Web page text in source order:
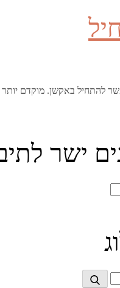
אפשר להתחיל באקשן. מוקדם
ישר
Search